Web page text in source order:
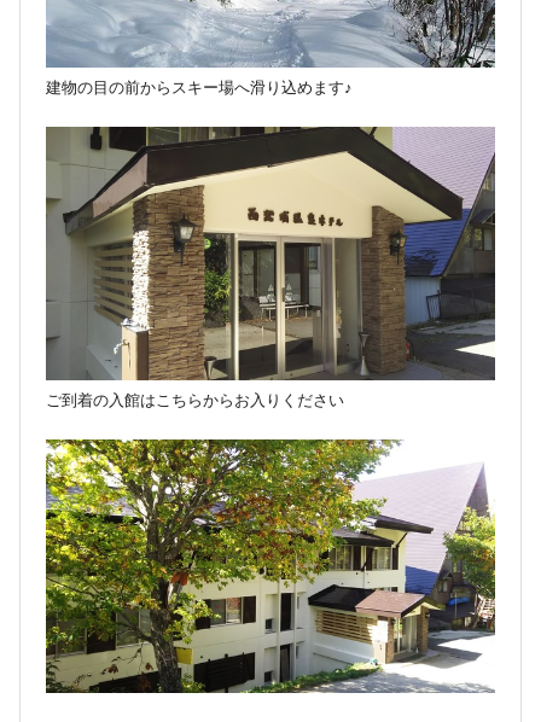
建物の目の前からスキー場へ滑り込めます♪
ご到着の入館はこちらからお入りください